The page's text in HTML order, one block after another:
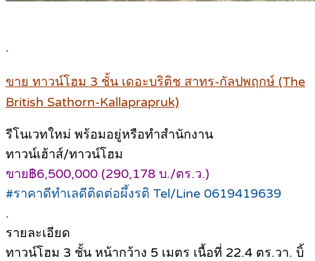
.
ขาย ทาวน์โฮม 3 ชั้น เดอะบริติช สาทร-กัลปพฤกษ์ (The
British Sathorn-Kallaprapruk)
รีโนเวทใหม่ พร้อมอยู่หรือทำสำนักงาน
ทาวน์เฮ้าส์/ทาวน์โฮม
ขาย฿6,500,000 (290,178 บ./ตร.ว.)
#ราคาดีทำเลดีติดต่อผึ้งรติ Tel/Line 0619419639
.
รายละเอียด
ทาวน์โฮม 3 ชั้น หน้ากว้าง 5 เมตร เนื้อที่ 22.4 ตร.วา. บิ้